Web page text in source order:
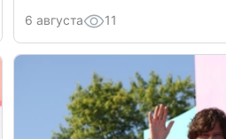
6 августа 11